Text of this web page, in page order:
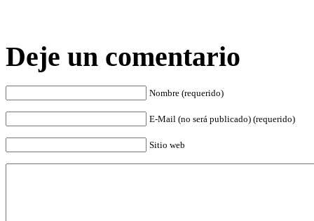
Deje un comentario
Nombre (requerido)
E-Mail (no será publicado) (requerido)
Sitio web